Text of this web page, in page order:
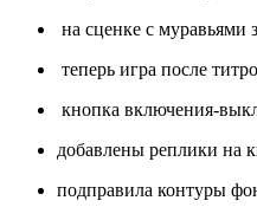
на сценке с муравьями
теперь игра после
кнопка включения-
добавлены реплики на
подправила контуры